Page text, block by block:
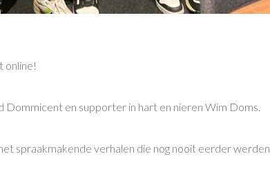
online!
en supporter in hart en nieren Wim Doms.
spraakmakende verhalen die nog nooit eerder werden